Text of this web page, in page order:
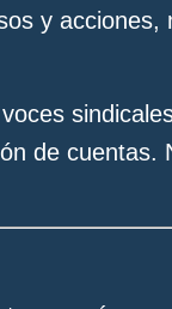
y acciones,
de